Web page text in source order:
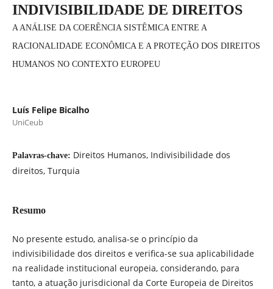
INDIVISIBILIDADE DE DIREITOS
A ANÁLISE DA COERÊNCIA SISTÊMICA ENTRE A
RACIONALIDADE ECONÔMICA E A PROTEÇÃO DOS DIREITOS
HUMANOS NO CONTEXTO EUROPEU
Luís Felipe Bicalho
UniCeub
Palavras-chave: Direitos Humanos, Indivisibilidade dos
direitos, Turquia
Resumo
No presente estudo, analisa-se o princípio da
indivisibilidade dos direitos e verifica-se sua aplicabilidade
na realidade institucional europeia, considerando, para
tanto, a atuação jurisdicional da Corte Europeia de Direitos